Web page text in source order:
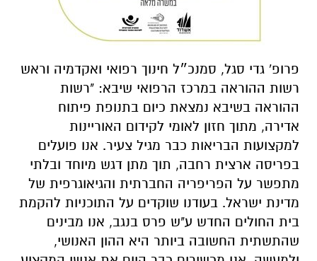
פרופ' גדי סגל, סמנכ״ל חינוך רפואי ואקדמיה וראש
רשות ההוראה במרכז הרפואי שיבא: "רשות
ההוראה בשיבא נמצאת כיום בתנופת פיתוח
אדירה, מתוך חזון לאומי לקידום האוריינות
למקצועות הבריאות כבר מגיל צעיר. אנו פועלים
בפריסה ארצית רחבה, תוך מתן דגש מיוחד ובלתי
מתפשר על הפריפריה החברתית והגיאוגרפית של
מדינת ישראל. בעודנו שוקדים על התוכניות להקמת
בית החולים החדש ע"ש פרס בנגב, אנו מבינים
שהתשתית החשובה ביותר היא ההון האנושי,